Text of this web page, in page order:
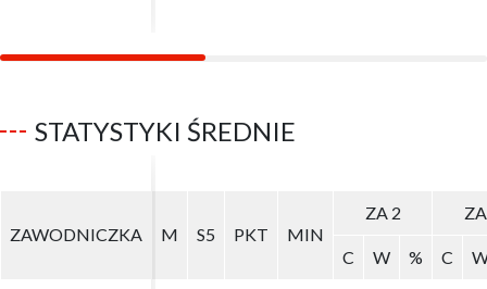
STATYSTYKI ŚREDNIE
ZAWODNICZKA M S5 PKT MIN
ZA 2
C W % C
ZAWODNICZKA M S5 PKT MIN
ZA 2
C W % C